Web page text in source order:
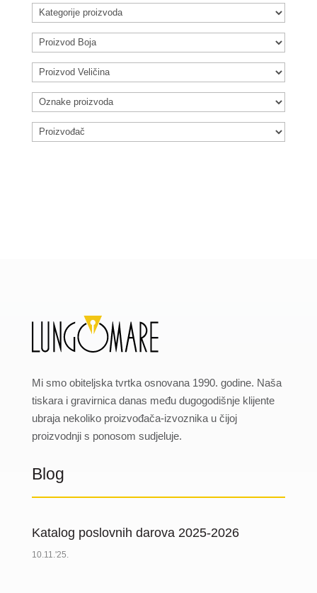
Mi smo obiteljska tvrtka osnovana 1990. godine. Naša
tiskara i gravirnica danas među dugogodišnje klijente
ubraja nekoliko proizvođača-izvoznika u čijoj
proizvodnji s ponosom sudjeluje.
Blog
Katalog poslovnih darova 2025-2026
10.11.'25.